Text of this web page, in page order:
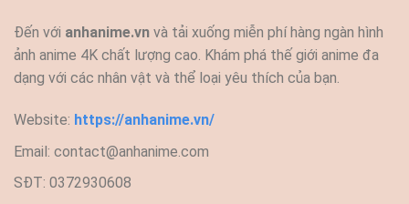
Đến với anhanime.vn và tải xuống miễn phí hàng ngàn hình
ảnh anime 4K chất lượng cao. Khám phá thế giới anime đa
dạng với các nhân vật và thể loại yêu thích của bạn.
Website: https://anhanime.vn/
Email: contact@anhanime.com
SĐT: 0372930608